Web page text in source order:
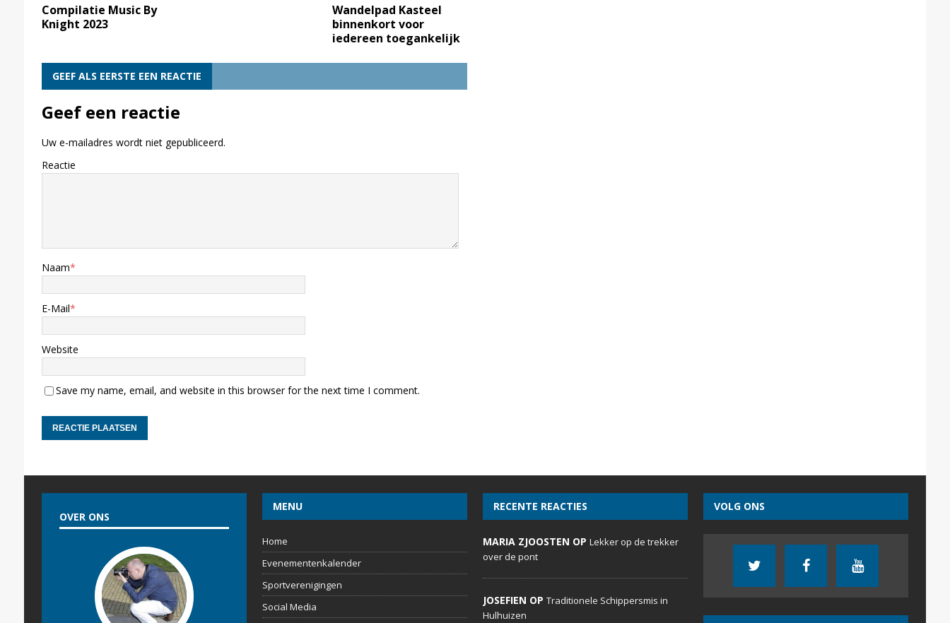
Compilatie Music By
Knight 2023
Wandelpad Kasteel
binnenkort voor
iedereen toegankelijk
GEEF ALS EERSTE EEN REACTIE
Geef een reactie
Uw e-mailadres wordt niet gepubliceerd.
Reactie
Naam*
E-Mail*
Website
Save my name, email, and website in this browser for the next time I comment.
OVER ONS
MENU
Home
Evenementenkalender
Sportverenigingen
Social Media
RECENTE REACTIES
MARIA ZJOOSTEN OPLekker op de trekker
over de pont
JOSEFIEN OPTraditionele Schippersmis in
Hulhuizen
VOLG ONS